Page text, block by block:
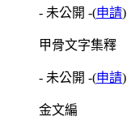
- 未公開 -(申請)
甲骨文字集釋
- 未公開 -(申請)
金文編